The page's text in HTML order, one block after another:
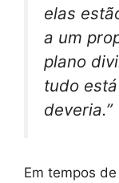
elas
a um
plano
tudo
deveria.”
Em tempos